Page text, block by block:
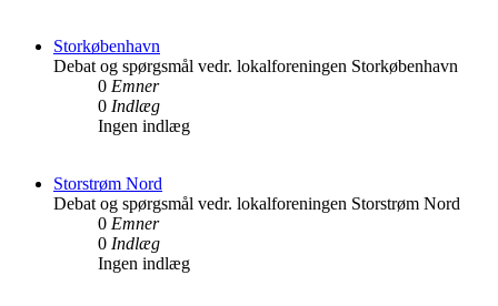
Storkøbenhavn
Debat og spørgsmål vedr. lokalforeningen Storkøbenhavn
0 Emner
0 Indlæg
Ingen indlæg
Storstrøm Nord
Debat og spørgsmål vedr. lokalforeningen Storstrøm Nord
0 Emner
0 Indlæg
Ingen indlæg